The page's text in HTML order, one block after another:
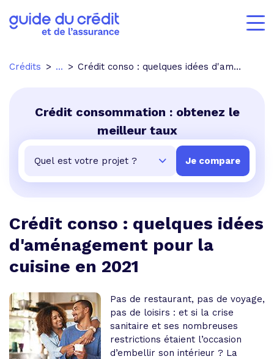
Crédits ... Crédit conso : quelques idées d'aménagement pour la cuisine en 2021
Crédit consommation : obtenez le
meilleur taux
Crédit conso : quelques idées
d'aménagement pour la
cuisine en 2021
Pas de restaurant, pas de voyage,
pas de loisirs : et si la crise
sanitaire et ses nombreuses
restrictions étaient l’occasion
d’embellir son intérieur ? La